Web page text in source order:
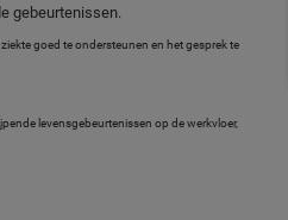
gebeurtenissen.
goed te ondersteunen en het gesprek te
levensgebeurtenissen op de werkvloer,